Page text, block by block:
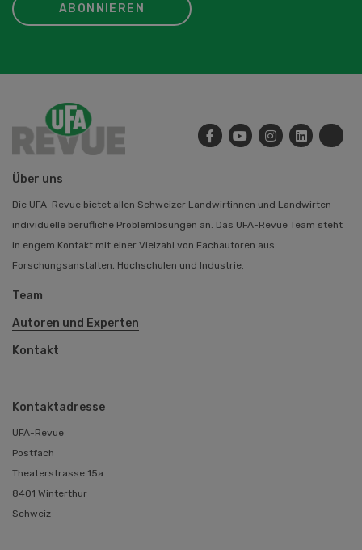
ABONNIEREN
Über uns
Die UFA-Revue bietet allen Schweizer Landwirtinnen und Landwirten
individuelle berufliche Problemlösungen an. Das UFA-Revue Team steht
in engem Kontakt mit einer Vielzahl von Fachautoren aus
Forschungsanstalten, Hochschulen und Industrie.
Team
Autoren und Experten
Kontakt
Kontaktadresse
UFA-Revue
Postfach
Theaterstrasse 15a
8401 Winterthur
Schweiz